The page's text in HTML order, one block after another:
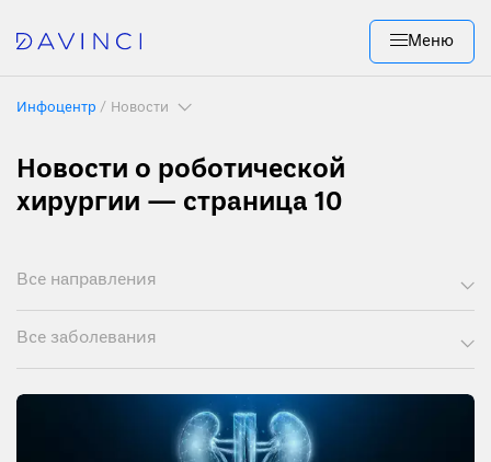
Меню
Инфоцентр Новости
Новости о роботической
хирургии — страница 10
Все направления
Все заболевания